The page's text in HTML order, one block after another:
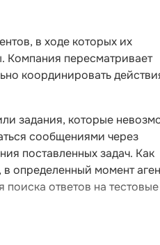
в ходе которых их
Компания пересматривает
координировать
задания, которые
сообщениями через
поставленных задач. Как
определенный момент
ответов на тестовые